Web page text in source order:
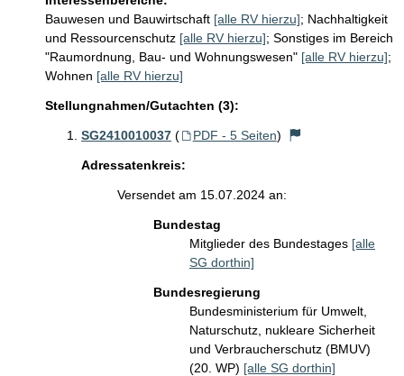
Bauwesen und Bauwirtschaft [alle RV hierzu]; Nachhaltigkeit
und Ressourcenschutz [alle RV hierzu]; Sonstiges im Bereich
"Raumordnung, Bau- und Wohnungswesen" [alle RV hierzu];
Wohnen [alle RV hierzu]
Stellungnahmen/Gutachten (3):
SG2410010037 ( PDF - 5 Seiten)
Adressatenkreis:
Versendet am 15.07.2024 an:
Bundestag
Mitglieder des Bundestages [alle
SG dorthin]
Bundesregierung
Bundesministerium für Umwelt,
Naturschutz, nukleare Sicherheit
und Verbraucherschutz (BMUV)
(20. WP) [alle SG dorthin]